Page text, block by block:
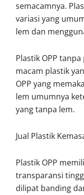
semacamnya.
variasi yang
lem dan
Plastik OPP
macam plastik
OPP yang
lem umumnya
yang tanpa lem.
Jual Plastik
Plastik OPP
transparansi
dilipat banding